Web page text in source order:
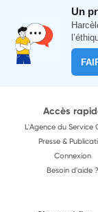
Un
Accès
L'Agence du Service
Presse &
Connexion
Besoin d'aide ?